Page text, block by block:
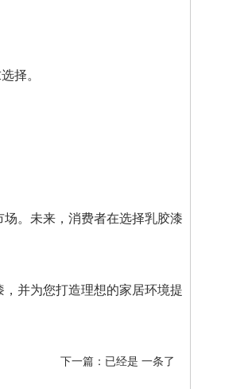
择。
。未来，消费者在选择乳胶漆
并为您打造理想的家居环境提
下一篇：已经是 一条了